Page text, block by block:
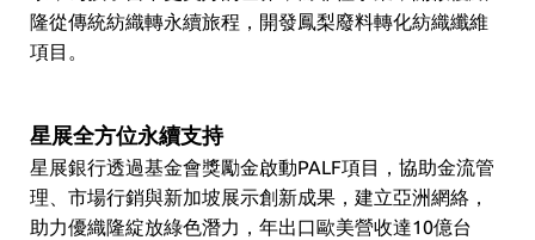
隆從傳統紡織轉永續旅程，開發鳳梨廢料轉化紡織纖維
項目。
星展全方位永續支持
星展銀行透過基金會獎勵金啟動PALF項目，協助金流管
理、市場行銷與新加坡展示創新成果，建立亞洲網絡，
助力優織隆綻放綠色潛力，年出口歐美營收達10億台